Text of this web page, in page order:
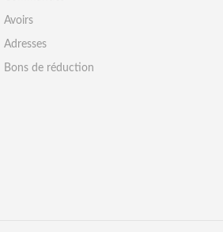
Avoirs
Adresses
Bons de réduction